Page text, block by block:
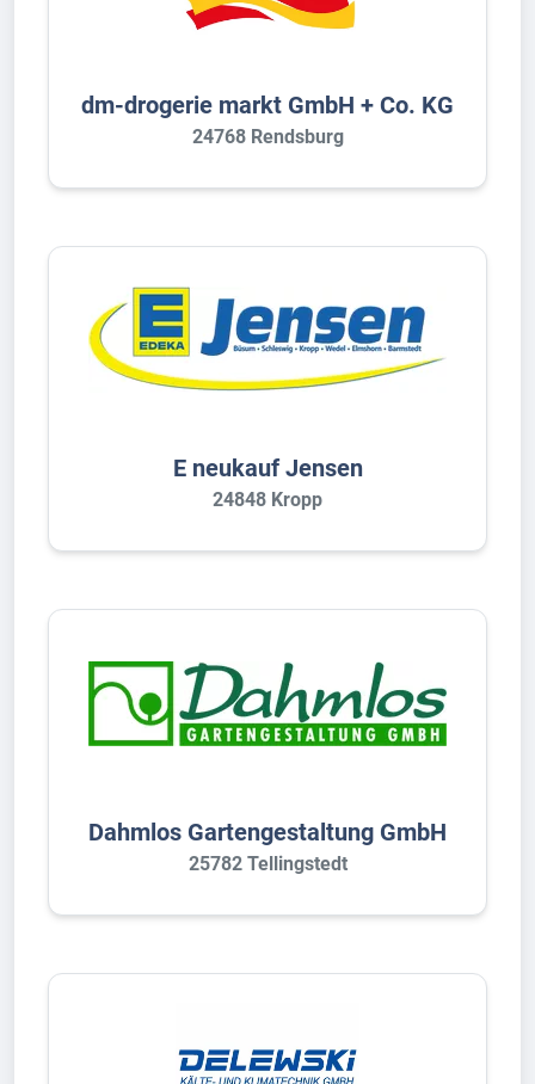
dm-drogerie markt GmbH + Co. KG
24768 Rendsburg
E neukauf Jensen
24848 Kropp
Dahmlos Gartengestaltung GmbH
25782 Tellingstedt